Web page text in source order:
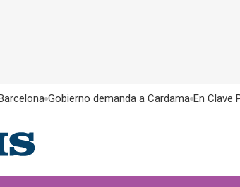
Gobierno demanda a Cardama En Clave